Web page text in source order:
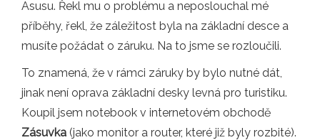
Asusu. Řekl mu o problému a neposlouchal mé
příběhy, řekl, že záležitost byla na základní desce a
musíte požádat o záruku. Na to jsme se rozloučili.
To znamená, že v rámci záruky by bylo nutné dát,
jinak není oprava základní desky levná pro turistiku.
Koupil jsem notebook v internetovém obchodě
Zásuvka (jako monitor a router, které již byly rozbité).